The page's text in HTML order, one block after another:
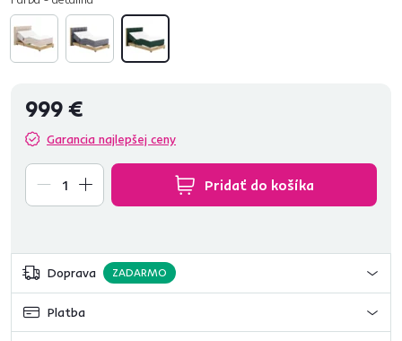
999 €
Garancia najlepšej ceny
Pridať do košíka
Doprava ZADARMO
Platba